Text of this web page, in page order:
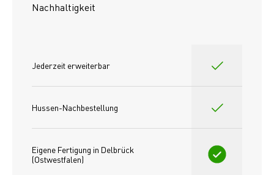
Nachhaltigkeit
Jederzeit erweiterbar
Hussen-Nachbestellung
Eigene Fertigung in Delbrück
(Ostwestfalen)